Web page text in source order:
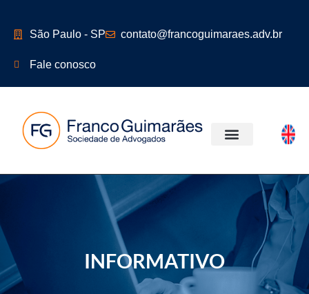
São Paulo - SP contato@francoguimaraes.adv.br
Fale conosco
INFORMATIVO